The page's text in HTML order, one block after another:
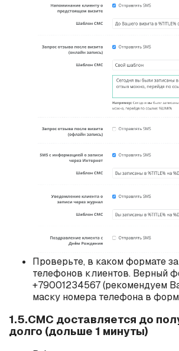
Проверьте, в каком формате
телефонов клиентов. Верный
+79001234567 (рекомендуем
маску номера телефона в
1.5.СМС доставляется до
долго (дольше 1 минуты)